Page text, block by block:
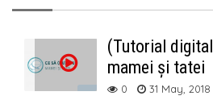
(Tutorial
mamei și tatei
0 31 May, 2018